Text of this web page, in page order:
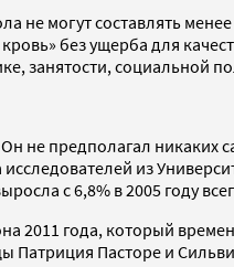
могут составлять
без ущерба для
занятости, социальной
не предполагал
из
с 6,8% в 2005 году
2011 года, который
Патриция Пасторе и